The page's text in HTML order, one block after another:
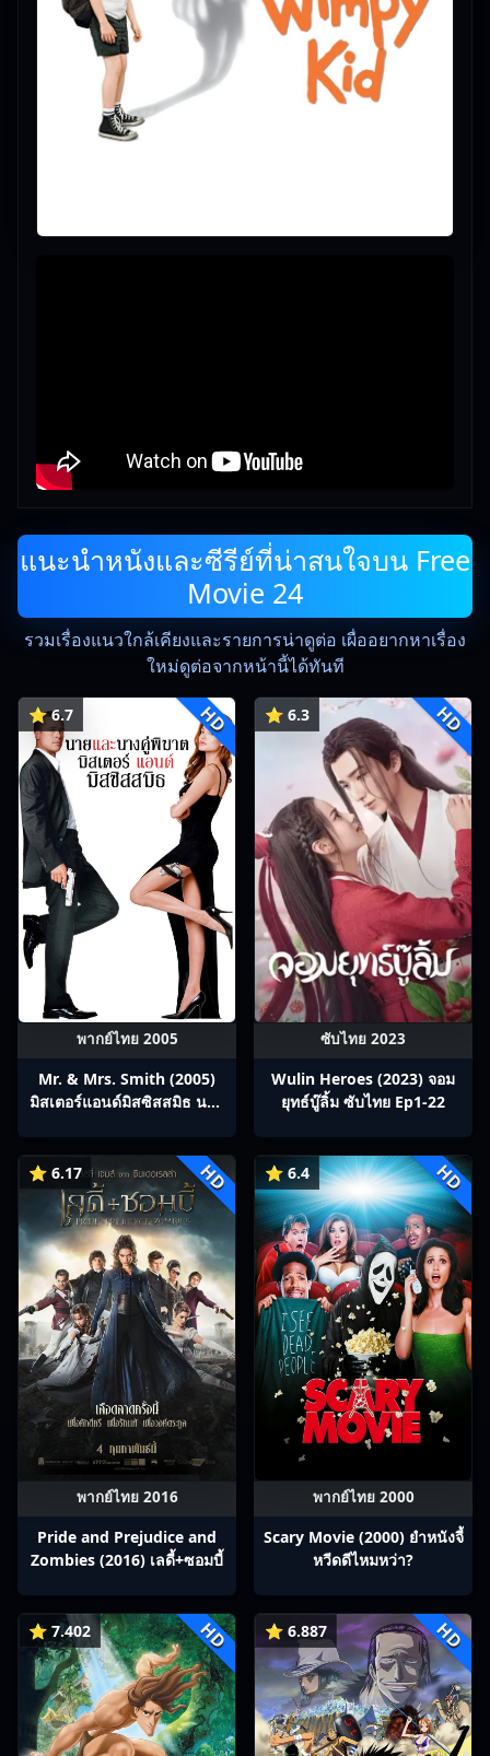
แนะนำหนังและซีรีย์ที่น่าสนใจบน Free
Movie 24
รวมเรื่องแนวใกล้เคียงและรายการน่าดูต่อ เผื่ออยากหาเรื่อง
ใหม่ดูต่อจากหน้านี้ได้ทันที
⭐ 6.7 HD
พากย์ไทย 2005
Mr. & Mrs. Smith (2005)
มิสเตอร์แอนด์มิสซิสสมิธ นาย
⭐ 6.3 HD
ซับไทย 2023
Wulin Heroes (2023) จอม
ยุทธ์บู๊ลิ้ม ซับไทย Ep1-22
⭐ 6.17 HD
พากย์ไทย 2016
Pride and Prejudice and
Zombies (2016) เลดี้+ซอมบี้
⭐ 6.4 HD
พากย์ไทย 2000
Scary Movie (2000) ยำหนังจี้​
หวีดดีไหมหว่า?
⭐ 7.402 HD ⭐ 6.887 HD